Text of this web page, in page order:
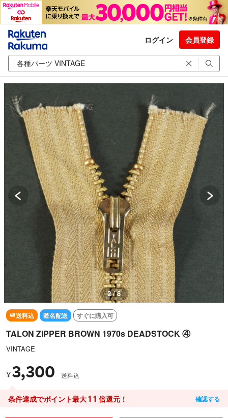
ログイン 会員登録
2 / 8
送料込 匿名配送 すぐに購入可
TALON ZIPPER BROWN 1970s DEADSTOCK ④
VINTAGE
¥3,300 送料込
条件達成でポイント最大11 倍還元！ 確認する